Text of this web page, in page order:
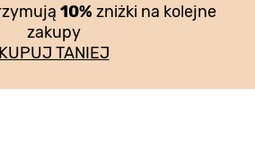
10% zniżki na kolejne
zakupy
KUPUJ TANIEJ